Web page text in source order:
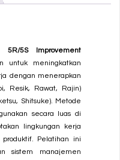
5R/5S Improvement
untuk meningkatkan
dengan menerapkan
Resik, Rawat, Rajin)
Shitsuke). Metode
secara luas di
lingkungan kerja
Pelatihan ini
sistem manajemen